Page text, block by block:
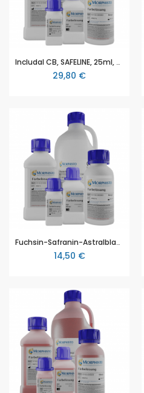
Includal CB, SAFELINE, 25ml, zur Verwendung in der Histologie und/oder Zytologie zum Einbetten von Proben (synth. Kanadabalsam)
29,80 €
Fuchsin-Safranin-Astralblau FSA, SAFELINE, 50ml, zur Verwendung in der Histologie und/oder Zytologie zum Färben von Gewebeproben
14,50 €